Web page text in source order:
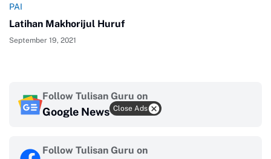
Close Ads
PAI
Latihan Makhorijul Huruf
September 19, 2021
Follow Tulisan Guru on
Google News
Follow Tulisan Guru on